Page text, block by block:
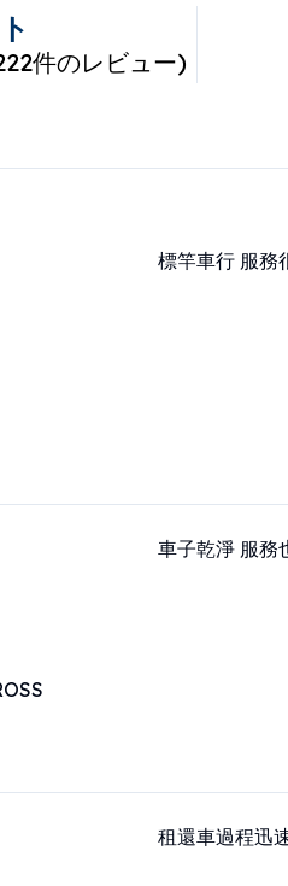
件のレビュー)
標竿車行 服務
車子乾淨 服務
租還車過程迅